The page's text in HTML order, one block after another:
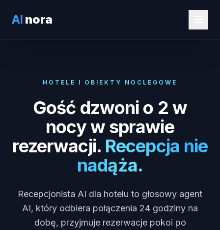
AI nora
HOTELE I OBIEKTY NOCLEGOWE
Gość dzwoni o 2 w
nocy w sprawie
rezerwacji. Recepcja nie
nadąża.
Recepcjonista AI dla hotelu to głosowy agent
AI, który odbiera połączenia 24 godziny na
dobę, przyjmuje rezerwacje pokoi po